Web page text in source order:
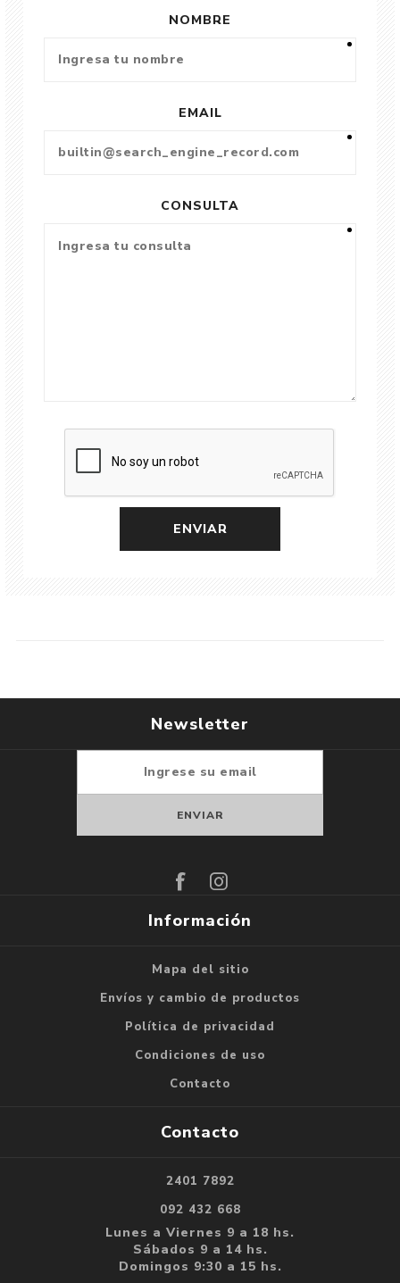
NOMBRE
EMAIL
CONSULTA
Newsletter
Información
Mapa del sitio
Envíos y cambio de productos
Política de privacidad
Condiciones de uso
Contacto
Contacto
2401 7892
092 432 668
Lunes a Viernes 9 a 18 hs.
Sábados 9 a 14 hs.
Domingos 9:30 a 15 hs.